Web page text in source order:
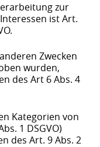
zur
ist Art.
Zwecken
wurden,
des Art 6 Abs. 4
Kategorien von
1 DSGVO)
des Art. 9 Abs. 2